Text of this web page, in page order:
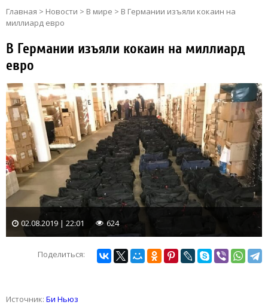
Главная > Новости > В мире > В Германии изъяли кокаин на
миллиард евро
В Германии изъяли кокаин на миллиард
евро
02.08.2019 | 22:01 624
Поделиться:
Источник: Би Ньюз